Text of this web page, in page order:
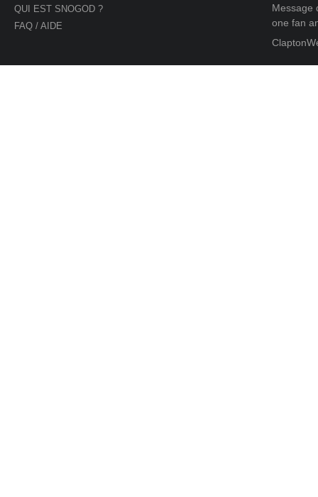
QUI EST SNOGOD ?
FAQ / AIDE
Message
one fan